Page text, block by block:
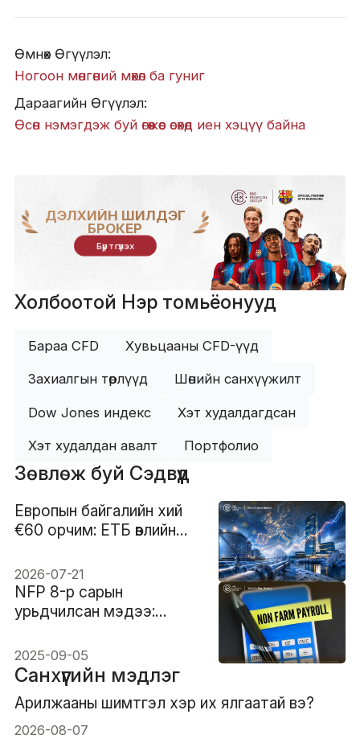
Өмнөх Өгүүлэл:
Ногоон мөнгөний мөхөл ба гуниг
Дараагийн Өгүүлэл:
Өсөн нэмэгдэж буй өгөөжөөс өсөхөд иен хэцүү байна
ДЭЛХИЙН ШИЛДЭГ
БРОКЕР
Бүртгүүлэх
Холбоотой Нэр томьёонууд
Бараа CFD Хувьцааны CFD-үүд
Захиалгын төрлүүд Шөнийн санхүүжилт
Dow Jones индекс Хэт худалдагдсан
Хэт худалдан авалт Портфолио
Зөвлөж буй Сэдвүүд
Европын байгалийн хий
€60 орчим: ЕТБ өвлийн
харгалзахгүй өнгөрөөж чадах
уу?
2026-07-21
NFP 8-р сарын
урьдчилсан мэдээ:
хүйтэрч байгаагийн
шинж үү?
2025-09-05
Санхүүгийн мэдлэг
Арилжааны шимтгэл хэр их ялгаатай вэ?
2026-08-07